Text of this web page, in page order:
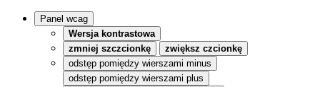
Panel wcag
Wersja kontrastowa
zmniej szczcionkę
zwiększ czcionkę
odstęp pomiędzy wierszami minus
odstęp pomiędzy wierszami plus